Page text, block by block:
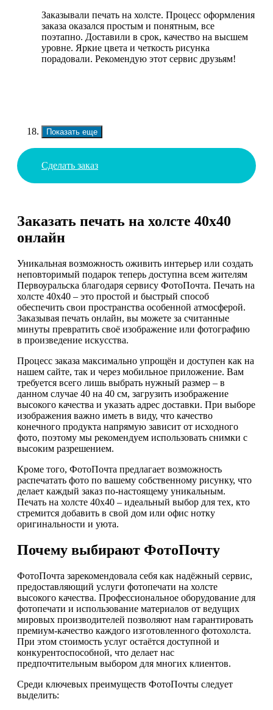
Заказывали печать на холсте. Процесс оформления
заказа оказался простым и понятным, все
поэтапно. Доставили в срок, качество на высшем
уровне. Яркие цвета и четкость рисунка
порадовали. Рекомендую этот сервис друзьям!
Показать еще
Сделать заказ
Заказать печать на холсте 40х40
онлайн
Уникальная возможность оживить интерьер или создать
неповторимый подарок теперь доступна всем жителям
Первоуральска благодаря сервису ФотоПочта. Печать на
холсте 40х40 – это простой и быстрый способ
обеспечить свои пространства особенной атмосферой.
Заказывая печать онлайн, вы можете за считанные
минуты превратить своё изображение или фотографию
в произведение искусства.
Процесс заказа максимально упрощён и доступен как на
нашем сайте, так и через мобильное приложение. Вам
требуется всего лишь выбрать нужный размер – в
данном случае 40 на 40 см, загрузить изображение
высокого качества и указать адрес доставки. При выборе
изображения важно иметь в виду, что качество
конечного продукта напрямую зависит от исходного
фото, поэтому мы рекомендуем использовать снимки с
высоким разрешением.
Кроме того, ФотоПочта предлагает возможность
распечатать фото по вашему собственному рисунку, что
делает каждый заказ по-настоящему уникальным.
Печать на холсте 40х40 – идеальный выбор для тех, кто
стремится добавить в свой дом или офис нотку
оригинальности и уюта.
Почему выбирают ФотоПочту
ФотоПочта зарекомендовала себя как надёжный сервис,
предоставляющий услуги фотопечати на холсте
высокого качества. Профессиональное оборудование для
фотопечати и использование материалов от ведущих
мировых производителей позволяют нам гарантировать
премиум-качество каждого изготовленного фотохолста.
При этом стоимость услуг остаётся доступной и
конкурентоспособной, что делает нас
предпочтительным выбором для многих клиентов.
Среди ключевых преимуществ ФотоПочты следует
выделить: